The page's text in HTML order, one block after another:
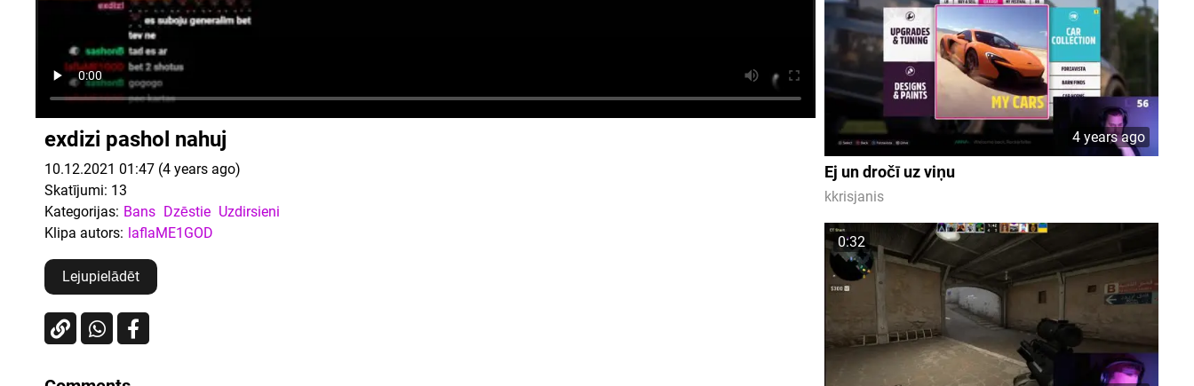
exdizi pashol nahuj
10.12.2021 01:47 (4 years ago)
Skatījumi: 13
Kategorijas: Bans Dzēstie Uzdirsieni
Klipa autors: laflaME1GOD
Lejupielādēt
4 years ago
Ej un dročī uz viņu
kkrisjanis
0:32